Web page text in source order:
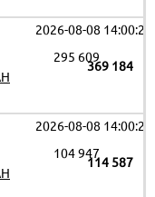
2026-08-08 14:00:29
369 184
295 609
2026-08-08 14:00:29
114 587
104 947